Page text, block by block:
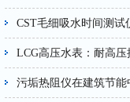
CST毛细吸水时间测
LCG高压水表：耐高
污垢热阻仪在建筑节能